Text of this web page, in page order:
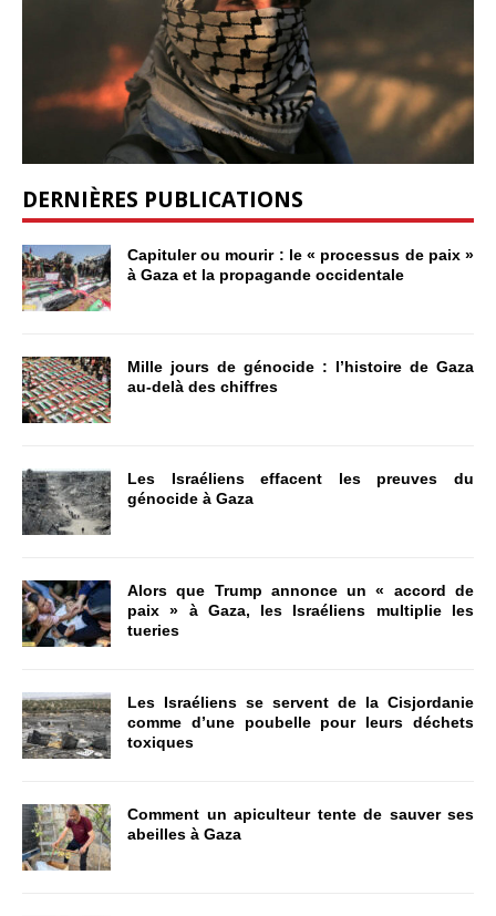
DERNIÈRES PUBLICATIONS
Capituler ou mourir : le « processus de paix »
à Gaza et la propagande occidentale
Mille jours de génocide : l’histoire de Gaza
au-delà des chiffres
Les Israéliens effacent les preuves du
génocide à Gaza
Alors que Trump annonce un « accord de
paix » à Gaza, les Israéliens multiplie les
tueries
Les Israéliens se servent de la Cisjordanie
comme d’une poubelle pour leurs déchets
toxiques
Comment un apiculteur tente de sauver ses
abeilles à Gaza